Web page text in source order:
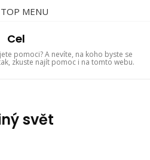
TOP MENU
Cel
pomoci? A nevíte, na koho byste se
zkuste najít pomoc i na tomto webu.
svět